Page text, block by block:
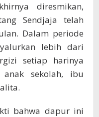
diresmikan,
Sendjaja telah
Dalam periode
lebih dari
setiap harinya
sekolah, ibu
bahwa dapur ini